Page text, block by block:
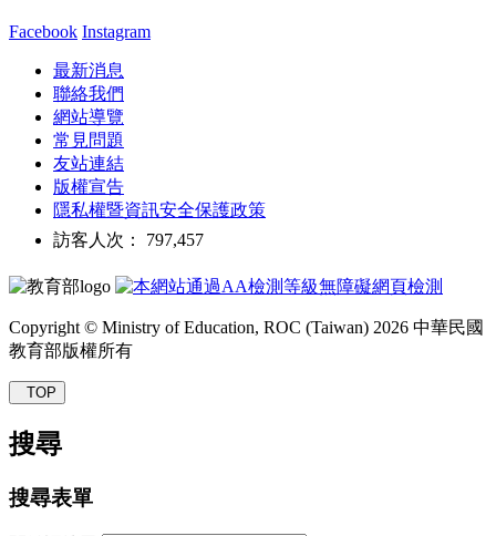
Facebook Instagram
最新消息
聯絡我們
網站導覽
常見問題
友站連結
版權宣告
隱私權暨資訊安全保護政策
訪客人次： 797,457
Copyright © Ministry of Education, ROC (Taiwan) 2026 中華民國
教育部版權所有
TOP
搜尋
搜尋表單